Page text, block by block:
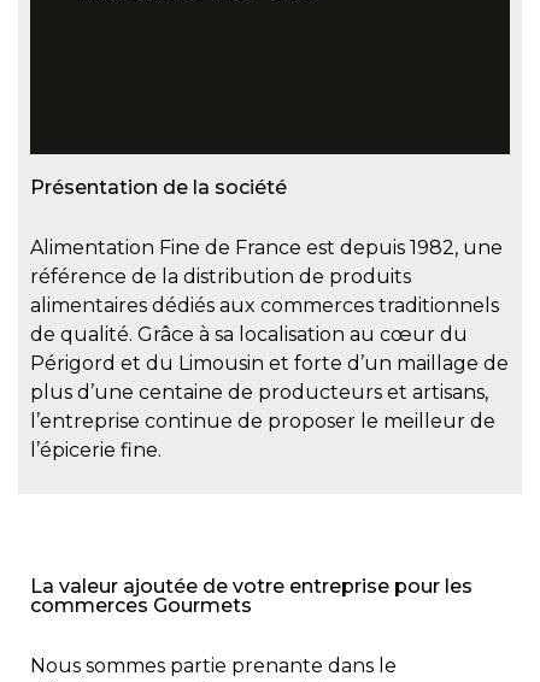
Présentation de la société
Alimentation Fine de France est depuis 1982, une
référence de la distribution de produits
alimentaires dédiés aux commerces traditionnels
de qualité. Grâce à sa localisation au cœur du
Périgord et du Limousin et forte d’un maillage de
plus d’une centaine de producteurs et artisans,
l’entreprise continue de proposer le meilleur de
l’épicerie fine.
La valeur ajoutée de votre entreprise pour les
commerces Gourmets
Nous sommes partie prenante dans le